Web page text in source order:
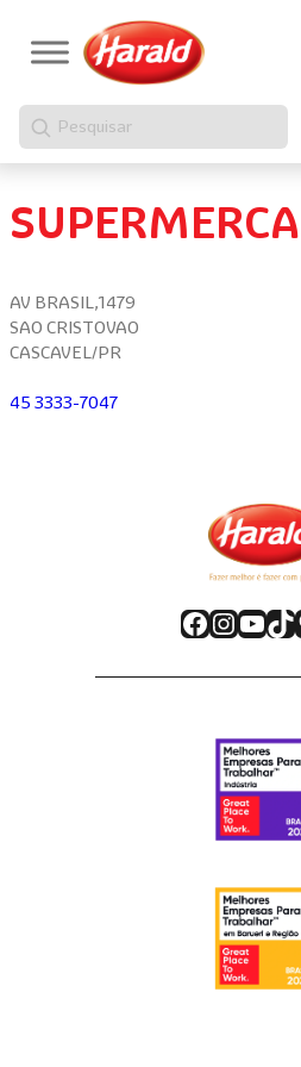
Pesquisar
AV BRASIL,1479
SAO CRISTOVAO
CASCAVEL/PR
45 3333-7047
Facebook